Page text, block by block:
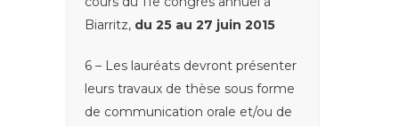
Biarritz, du 25 au 27 juin 2015
6 – Les lauréats devront présenter
leurs travaux de thèse sous forme
de communication orale et/ou de